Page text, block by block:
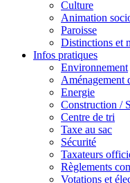
Culture
Animation
Paroisse
Distinctions et
Infos pratiques
Environnement
Aménagement
Energie
Construction /
Centre de tri
Taxe au sac
Sécurité
Taxateurs
Règlements
Votations et